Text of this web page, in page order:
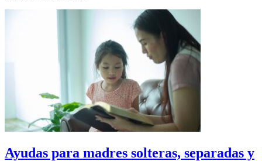
Ayudas para madres solteras, separadas y